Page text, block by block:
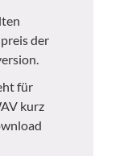
der
für
kurz